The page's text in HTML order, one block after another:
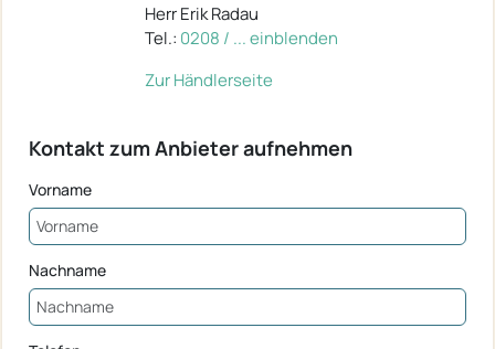
Herr Erik Radau
Tel.: 0208 / ... einblenden
Zur Händlerseite
Kontakt zum Anbieter aufnehmen
Vorname
Nachname